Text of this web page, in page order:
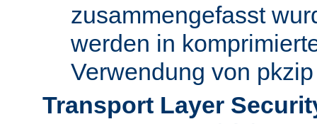
zusammengefasst
werden in
Verwendung von
Transport Layer